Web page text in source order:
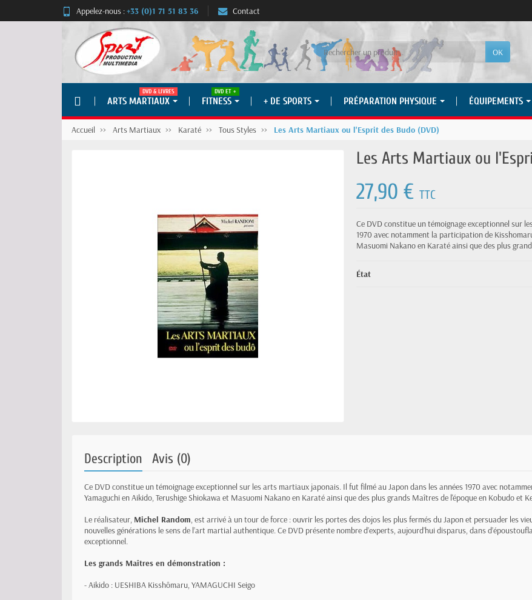
Appelez-nous :+33 (0)1 71 51 83 36 Contact
OK
ARTS MARTIAUX
DVD & LIVRES
FITNESS
DVD ET +
+ DE SPORTS PRÉPARATION PHYSIQUE ÉQUIPEMENTS
Accueil Arts Martiaux Karaté Tous Styles Les Arts Martiaux ou l'Esprit des Budo (DVD)
Les Arts Martiaux ou
27,90 € TTC
Ce DVD constitue un témoignage exceptionnel sur
1970 avec notamment la participation de
Masuomi Nakano en Karaté ainsi que des plus
État
Description Avis (0)
Ce DVD constitue un témoignage exceptionnel sur les arts martiaux japonais. Il fut filmé au Japon dans les années 1970 avec
Yamaguchi en Aikido, Terushige Shiokawa et Masuomi Nakano en Karaté ainsi que des plus grands Maîtres de l'époque en Kobudo et
Le réalisateur, Michel Random, est arrivé à un tour de force : ouvrir les portes des dojos les plus fermés du Japon et persuader les
nouvelles générations le sens de l’art martial authentique. Ce DVD présente nombre d’experts, aujourd’hui disparus, dans
exceptionnel.
Les grands Maîtres en démonstration :
- Aikido : UESHIBA Kisshômaru, YAMAGUCHI Seigo